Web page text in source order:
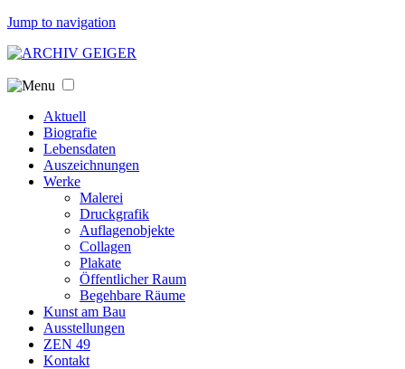
Jump to navigation
Aktuell
Biografie
Lebensdaten
Auszeichnungen
Werke
Malerei
Druckgrafik
Auflagenobjekte
Collagen
Plakate
Öffentlicher Raum
Begehbare Räume
Kunst am Bau
Ausstellungen
ZEN 49
Kontakt